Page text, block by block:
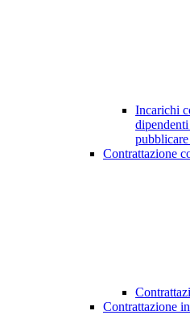
Incarichi
Contrattazione
Contrattazione